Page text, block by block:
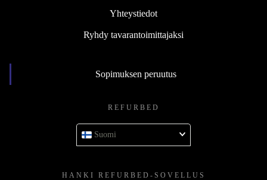
Yhteystiedot
Ryhdy tavarantoimittajaksi
Sopimuksen peruutus
REFURBED
Suomi
HANKI REFURBED-SOVELLUS